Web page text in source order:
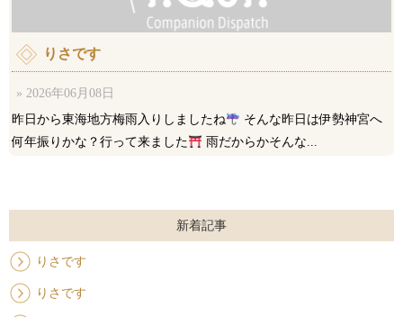
りさです
» 2026年06月08日
昨日から東海地方梅雨入りしましたね
そんな昨日は伊勢神宮へ
何年振りかな？行って来ました
️ 雨だからかそんな...
新着記事
りさです
りさです